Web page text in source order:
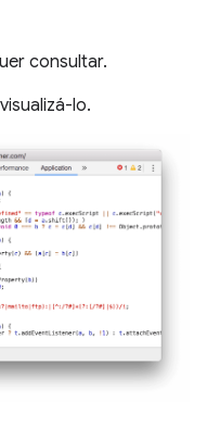
consultar.
lo.